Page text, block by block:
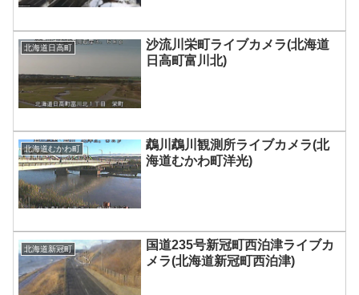
北海道日高町
沙流川栄町ライブカメラ(北海道
日高町富川北)
北海道むかわ町
鵡川鵡川観測所ライブカメラ(北
海道むかわ町洋光)
北海道新冠町
国道235号新冠町西泊津ライブカ
メラ(北海道新冠町西泊津)